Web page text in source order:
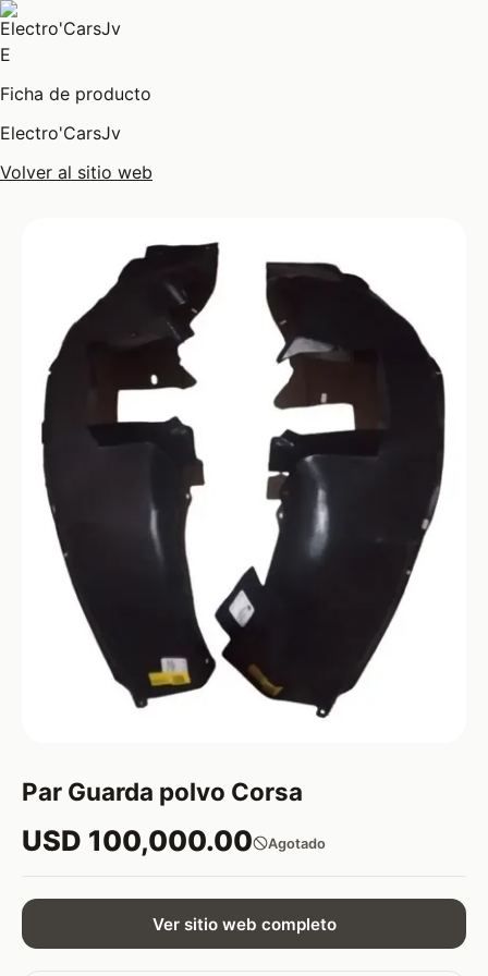
E
Ficha de producto
Electro'CarsJv
Volver al sitio web
Par Guarda polvo Corsa
USD 100,000.00 Agotado
Ver sitio web completo